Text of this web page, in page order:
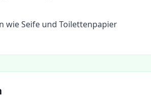
wie Seife und Toilettenpapier